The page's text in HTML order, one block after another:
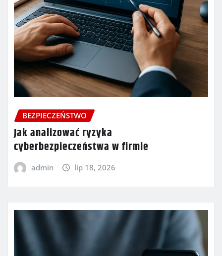
BEZPIECZEŃSTWO
Jak analizować ryzyka
cyberbezpieczeństwa w firmie
admin lip 18, 2026